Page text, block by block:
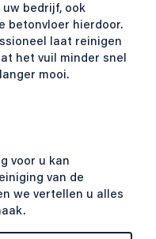
bedrijf, ook
betonvloer hierdoor.
laat reinigen
het vuil minder snel
mooi.
voor u kan
van de
we vertellen u alles